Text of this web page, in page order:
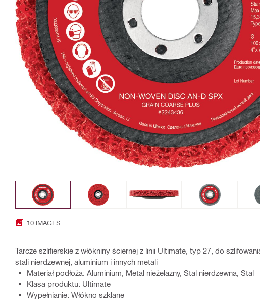
10 IMAGES
Tarcze szlifierskie z włókniny ściernej z linii Ultimate, typ 27, do
stali nierdzewnej, aluminium i innych metali
Materiał podłoża: Aluminium, Metal nieżelazny, Stal nierdzewna, Stal
Klasa produktu: Ultimate
Wypełnianie: Włókno szklane